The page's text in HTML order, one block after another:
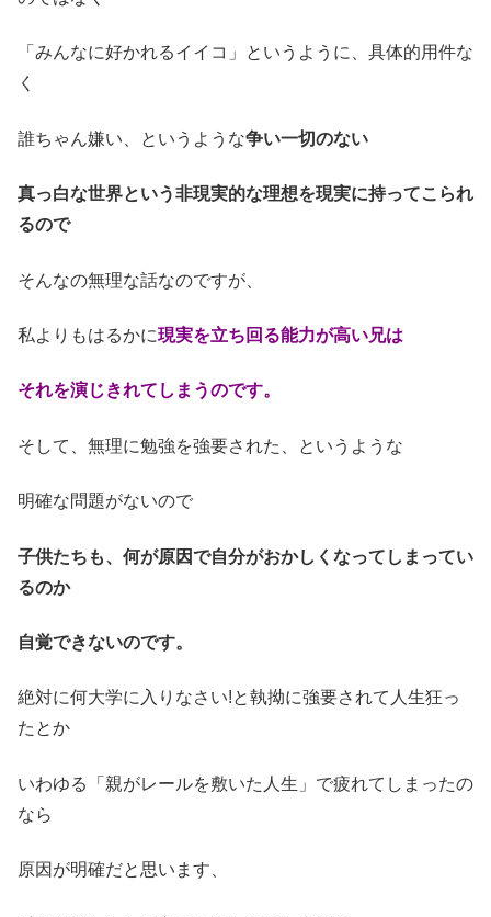
「みんなに好かれるイイコ」というように、具体的用件な
く
誰ちゃん嫌い、というような争い一切のない
真っ白な世界という非現実的な理想を現実に持ってこられ
るので
そんなの無理な話なのですが、
私よりもはるかに現実を立ち回る能力が高い兄は
それを演じきれてしまうのです。
そして、無理に勉強を強要された、というような
明確な問題がないので
子供たちも、何が原因で自分がおかしくなってしまってい
るのか
自覚できないのです。
絶対に何大学に入りなさい!と執拗に強要されて人生狂っ
たとか
いわゆる「親がレールを敷いた人生」で疲れてしまったの
なら
原因が明確だと思います、